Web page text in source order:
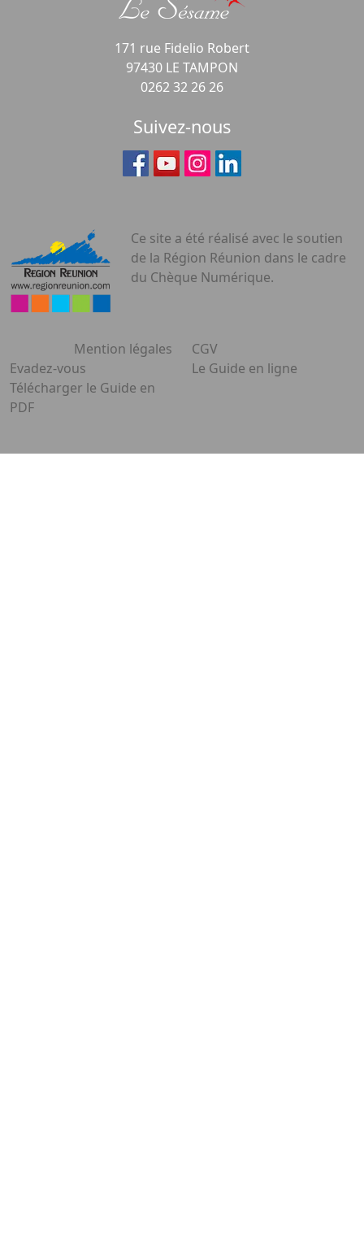
171 rue Fidelio Robert
97430 LE TAMPON
0262 32 26 26
Suivez-nous
Ce site a été réalisé avec le soutien
de la Région Réunion dans le cadre
du Chèque Numérique.
Mention légales
CGV
Evadez-vous
Le Guide en ligne
Télécharger le Guide en
PDF